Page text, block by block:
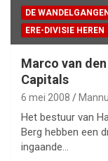
DE
ERE-DIVISIE HEREN
Marco van
Capitals
6 mei 2008
Het bestuur van
Berg hebben een
ingaande…